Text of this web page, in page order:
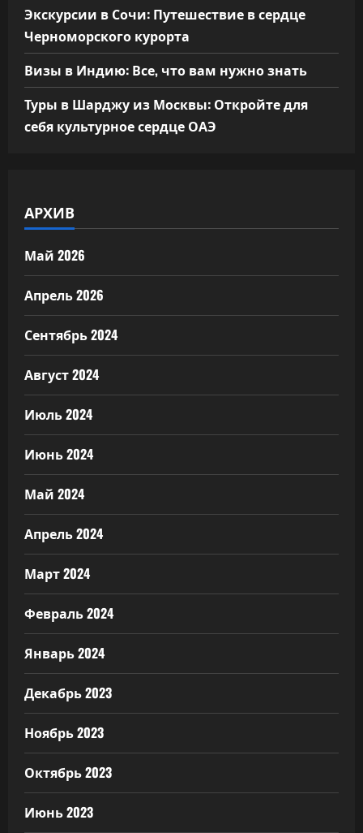
Экскурсии в Сочи: Путешествие в сердце
Черноморского курорта
Визы в Индию: Все, что вам нужно знать
Туры в Шарджу из Москвы: Откройте для
себя культурное сердце ОАЭ
АРХИВ
Май 2026
Апрель 2026
Сентябрь 2024
Август 2024
Июль 2024
Июнь 2024
Май 2024
Апрель 2024
Март 2024
Февраль 2024
Январь 2024
Декабрь 2023
Ноябрь 2023
Октябрь 2023
Июнь 2023